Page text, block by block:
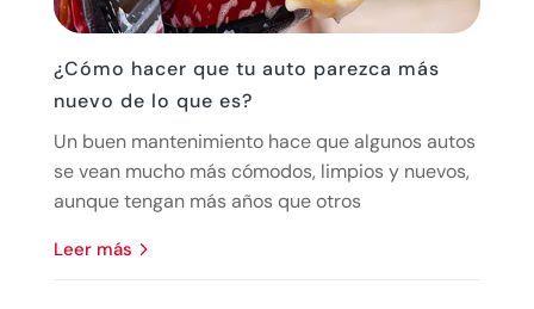
¿Cómo hacer que tu auto parezca más
nuevo de lo que es?
Un buen mantenimiento hace que algunos autos
se vean mucho más cómodos, limpios y nuevos,
aunque tengan más años que otros
leer más